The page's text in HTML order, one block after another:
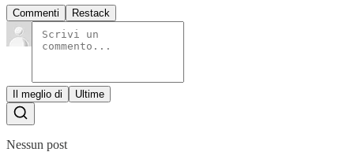
Commenti Restack
Il meglio di Ultime
Nessun post